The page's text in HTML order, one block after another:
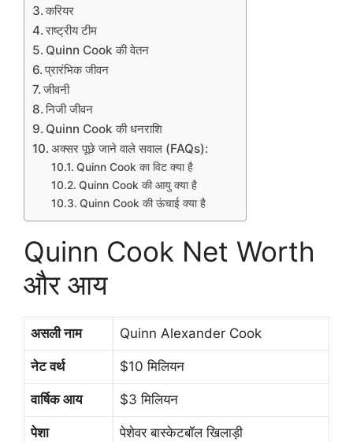
करियर
राष्ट्रीय टीम
Quinn Cook की वेतन
प्रारंभिक जीवन
जीवनी
निजी जीवन
Quinn Cook की धनराशि
अक्सर पूछे जाने वाले सवाल (FAQs):
Quinn Cook का विट क्या है
Quinn Cook की आयु क्या है
Quinn Cook की ऊंचाई क्या है
Quinn Cook Net Worth
और आय
असली नाम Quinn Alexander Cook
नेट वर्थ $10 मिलियन
वार्षिक आय $3 मिलियन
पेशा पेशेवर बास्केटबॉल खिलाड़ी